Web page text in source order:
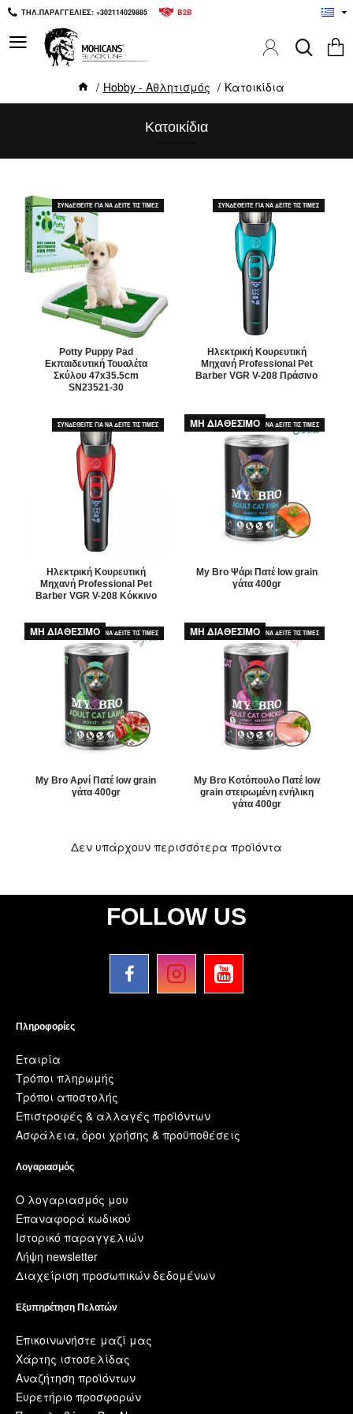
ΤΗΛ.ΠΑΡΑΓΓΕΛΙΕΣ: +302114029885 B2B
Hobby - Αθλητισμός Κατοικίδια
Κατοικίδια
ΣΥΝΔΕΘΕΙΤΕ ΓΙΑ ΝΑ ΔΕΙΤΕ ΤΙΣ ΤΙΜΕΣ
Potty Puppy Pad
Εκπαιδευτική Τουαλέτα
Σκύλου 47x35.5cm
SN23521-30
ΣΥΝΔΕΘΕΙΤΕ ΓΙΑ ΝΑ ΔΕΙΤΕ ΤΙΣ ΤΙΜΕΣ
Ηλεκτρική Κουρευτική
Μηχανή Professional Pet
Barber VGR V-208 Πράσινο
ΣΥΝΔΕΘΕΙΤΕ ΓΙΑ ΝΑ ΔΕΙΤΕ ΤΙΣ ΤΙΜΕΣ
Ηλεκτρική Κουρευτική
Μηχανή Professional Pet
Barber VGR V-208 Κόκκινο
ΣΥΝΔΕΘΕΙΤΕ ΓΙΑ ΝΑ ΔΕΙΤΕ ΤΙΣ ΤΙΜΕΣ
ΜΗ ΔΙΑΘΕΣΙΜΟ
My Bro Ψάρι Πατέ low grain
γάτα 400gr
ΣΥΝΔΕΘΕΙΤΕ ΓΙΑ ΝΑ ΔΕΙΤΕ ΤΙΣ ΤΙΜΕΣ
ΜΗ ΔΙΑΘΕΣΙΜΟ
My Bro Αρνί Πατέ low grain
γάτα 400gr
ΣΥΝΔΕΘΕΙΤΕ ΓΙΑ ΝΑ ΔΕΙΤΕ ΤΙΣ ΤΙΜΕΣ
ΜΗ ΔΙΑΘΕΣΙΜΟ
My Bro Κοτόπουλο Πατέ low
grain στειρωμένη ενήλικη
γάτα 400gr
Δεν υπάρχουν περισσότερα προϊόντα
FOLLOW US
Πληροφορίες
Εταιρία
Τρόποι πληρωμής
Τρόποι αποστολής
Επιστροφές & αλλαγές προϊόντων
Ασφάλεια, όροι χρήσης & προϋποθέσεις
Λογαριασμός
Ο λογαριασμός μου
Επαναφορά κωδικού
Ιστορικό παραγγελιών
Λήψη newsletter
Διαχείριση προσωπικών δεδομένων
Εξυπηρέτηση Πελατών
Επικοινωνήστε μαζί μας
Χάρτης ιστοσελίδας
Αναζήτηση προϊόντων
Ευρετήριο προσφορών